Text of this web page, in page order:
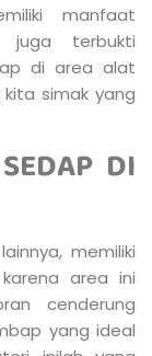
manfaat
juga terbukti
di area alat
simak yang
DI
memiliki
area ini
cenderung
yang ideal